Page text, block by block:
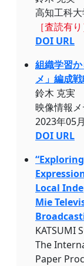
高知工科
［査読有り
DOI URL
組織学習
メ」編成
鈴木 克実
映像情報
2023年05
DOI URL
Local
Mie
KATSUMI
The
Paper